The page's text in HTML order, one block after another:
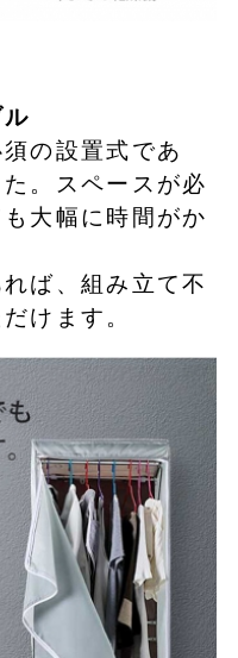
の設置式であ
。スペースが必
大幅に時間がか
ば、組み立て不
けます。